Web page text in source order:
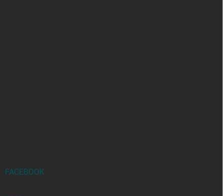
FACEBOOK